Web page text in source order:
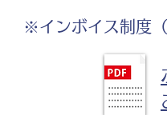
※インボイス制度